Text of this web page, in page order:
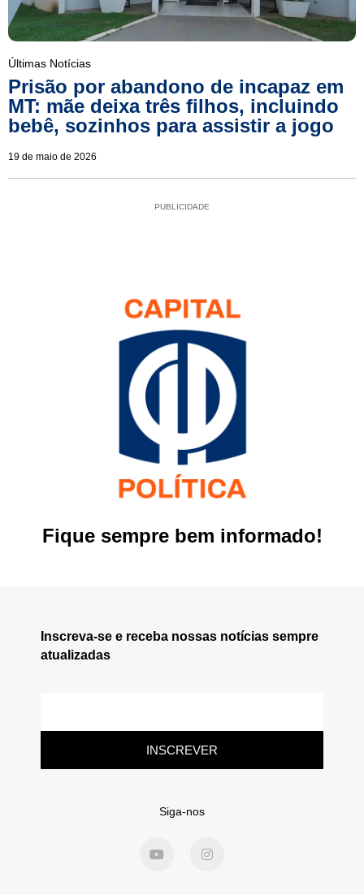
Últimas Notícias
Prisão por abandono de incapaz em
MT: mãe deixa três filhos, incluindo
bebê, sozinhos para assistir a jogo
19 de maio de 2026
PUBLICIDADE
Fique sempre bem informado!
Inscreva-se e receba nossas notícias sempre
atualizadas
INSCREVER
Siga-nos